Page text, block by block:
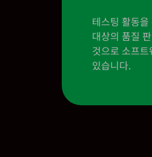
테스팅 활동
대상의 품질
것으로 소프
있습니다.